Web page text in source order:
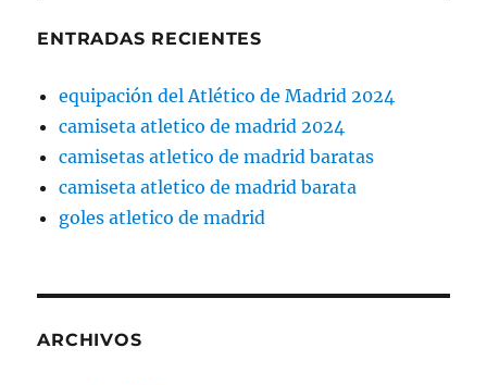
ENTRADAS RECIENTES
equipación del Atlético de Madrid 2024
camiseta atletico de madrid 2024
camisetas atletico de madrid baratas
camiseta atletico de madrid barata
goles atletico de madrid
ARCHIVOS